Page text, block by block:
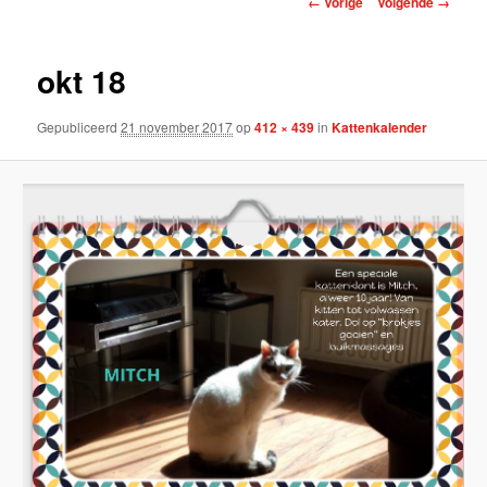
okt 18
Gepubliceerd21 november 2017op412 × 439inKattenkalender